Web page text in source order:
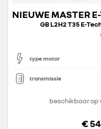
GB L2H2 T35 E-
type motor
transmissie
beschikbaar op
€